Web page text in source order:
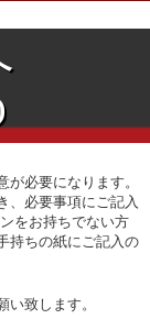
必要になります。
、必要事項にご記入
をお持ちでない方
持ちの紙にご記入の
致します。